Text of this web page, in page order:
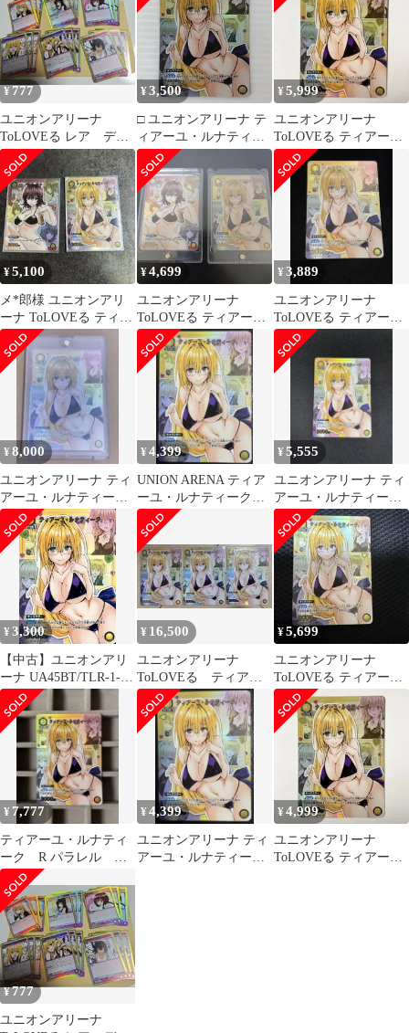
る ユニオンアリーナ
¥ 777
ユニオンアリーナ
ToLOVEる レア デッ
キパーツまとめ売り
黄色 ②
¥3,500
□ ユニオンアリーナ テ
ィアーユ・ルナティー
ク R UA45BT/TLR-1-
005 中古品
smtani096879
¥5,999
ユニオンアリーナ
ToLOVEる ティアー
ユ・ルナティーク R★
星1 パラレル
¥5,100
メ*郎様 ユニオンアリ
ーナ ToLOVEる ティア
ーユ・ルナティーク &
御門
¥4,699
ユニオンアリーナ
ToLOVEる ティアー
ユ・ルナティーク & 御
門
¥3,889
ユニオンアリーナ
ToLOVEる ティアー
ユ・ルナティーク R★
星1 パラレル
¥8,000
ユニオンアリーナ ティ
アーユ・ルナティー
ク 御門涼子 ネメシ
ス R★ 3枚セット
¥4,399
UNION ARENA ティア
ーユ・ルナティーク
R★ パラレル
¥5,555
ユニオンアリーナ ティ
アーユ・ルナティーク
R★ パラレル
【ToLOVEる】
¥3,300
【中古】ユニオンアリ
ーナ UA45BT/TLR-1-
005[R★]：(キラ)ティア
ーユ・ルナティーク
¥ 16,500
ユニオンアリーナ
ToLOVEる ティアー
ユ・ルナティーク
R パラレル
¥5,699
ユニオンアリーナ
ToLOVEる ティアー
ユ・ルナティーク R★
星1 パラレル
¥ 7,777
ティアーユ・ルナティ
ーク R パラレル と
らぶる TLR-1-0051
¥4,399
ユニオンアリーナ ティ
アーユ・ルナティーク
¥4,999
ユニオンアリーナ
ToLOVEる ティアー
¥777
ユニオンアリーナ